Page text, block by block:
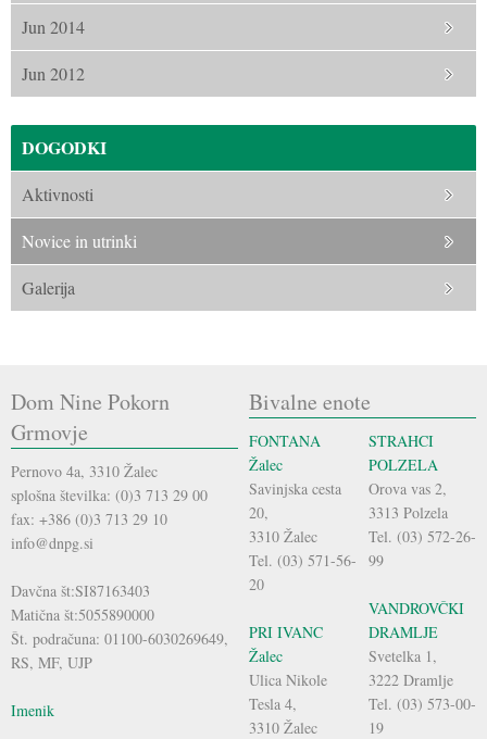
Jun 2014
Jun 2012
DOGODKI
Aktivnosti
Novice in utrinki
Galerija
Dom Nine Pokorn
Grmovje
Pernovo 4a, 3310 Žalec
splošna številka: (0)3 713 29 00
fax: +386 (0)3 713 29 10
info@dnpg.si
Davčna št:SI87163403
Matična št:5055890000
Št. podračuna: 01100-6030269649,
RS, MF, UJP
Imenik
Bivalne enote
FONTANA
Žalec
Savinjska cesta
20,
3310 Žalec
Tel. (03) 571-56-
20
PRI IVANC
Žalec
Ulica Nikole
Tesla 4,
3310 Žalec
STRAHCI
POLZELA
Orova vas 2,
3313 Polzela
Tel. (03) 572-26-
99
VANDROVČKI
DRAMLJE
Svetelka 1,
3222 Dramlje
Tel. (03) 573-00-
19